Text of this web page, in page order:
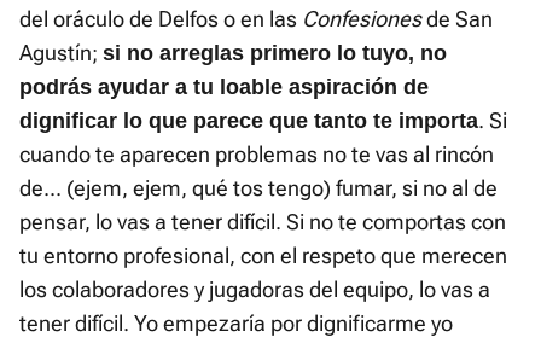
del oráculo de Delfos o en las Confesionesde San
Agustín; si no arreglas primero lo tuyo, no
podrás ayudar a tu loable aspiración de
dignificar lo que parece que tanto te importa. Si
cuando te aparecen problemas no te vas al rincón
de... (ejem, ejem, qué tos tengo) fumar, si no al de
pensar, lo vas a tener difícil. Si no te comportas con
tu entorno profesional, con el respeto que merecen
los colaboradores y jugadoras del equipo, lo vas a
tener difícil. Yo empezaría por dignificarme yo